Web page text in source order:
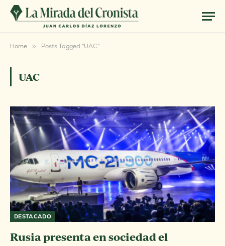
Home » Posts Tagged "UAC"
UAC
DESTACADO
Rusia presenta en sociedad el